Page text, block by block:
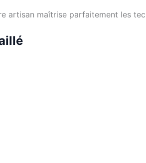
artisan maîtrise parfaitement les